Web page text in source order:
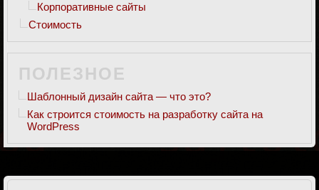
Корпоративные сайты
Стоимость
ПОЛЕЗНОЕ
Шаблонный дизайн сайта — что это?
Как строится стоимость на разработку сайта на
WordPress